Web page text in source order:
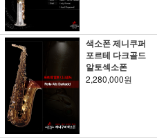
색소폰 제니쿠퍼
포르테 다크골드
알토섹소폰
2,280,000원